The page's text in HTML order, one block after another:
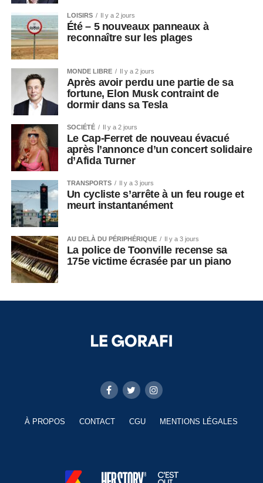
LOISIRS Il y a 2 jours
Été – 5 nouveaux panneaux à
reconnaître sur les plages
MONDE LIBRE Il y a 2 jours
Après avoir perdu une partie de sa
fortune, Elon Musk contraint de
dormir dans sa Tesla
SOCIÉTÉ Il y a 2 jours
Le Cap-Ferret de nouveau évacué
après l’annonce d’un concert solidaire
d’Afida Turner
TRANSPORTS Il y a 3 jours
Un cycliste s’arrête à un feu rouge et
meurt instantanément
AU DELÀ DU PÉRIPHÉRIQUE Il y a 3 jours
La police de Toonville recense sa
175e victime écrasée par un piano
À PROPOS CONTACT CGU MENTIONS LÉGALES